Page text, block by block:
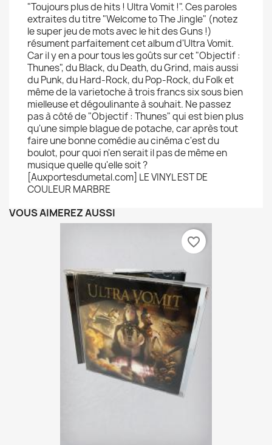
"Toujours plus de hits ! Ultra Vomit !". Ces paroles
extraites du titre "Welcome to The Jingle" (notez
le super jeu de mots avec le hit des Guns !)
résument parfaitement cet album d'Ultra Vomit.
Car il y en a pour tous les goûts sur cet "Objectif :
Thunes", du Black, du Death, du Grind, mais aussi
du Punk, du Hard-Rock, du Pop-Rock, du Folk et
même de la varietoche à trois francs six sous bien
mielleuse et dégoulinante à souhait. Ne passez
pas à côté de "Objectif : Thunes" qui est bien plus
qu'une simple blague de potache, car après tout
faire une bonne comédie au cinéma c'est du
boulot, pour quoi n'en serait il pas de même en
musique quelle qu'elle soit ?
[Auxportesdumetal.com] LE VINYL EST DE
COULEUR MARBRE
VOUS AIMEREZ AUSSI
favorite_border